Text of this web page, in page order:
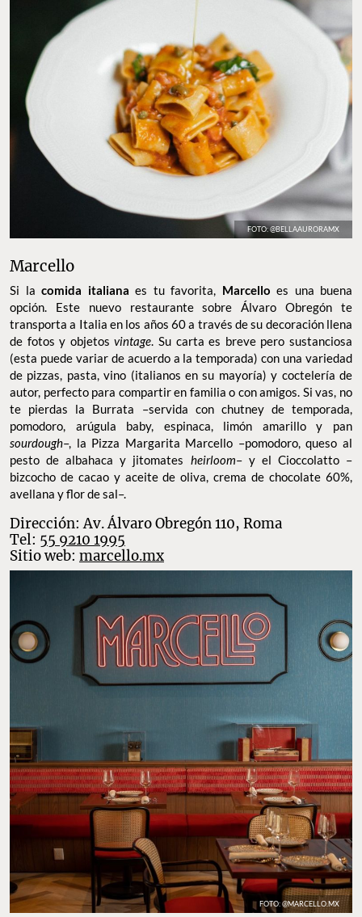
FOTO: @BELLAAURORAMX
Marcello
Si la comida italiana es tu favorita, Marcello es una buena
opción. Este nuevo restaurante sobre Álvaro Obregón te
transporta a Italia en los años 60 a través de su decoración llena
de fotos y objetosvintage. Su carta es breve pero sustanciosa
(esta puede variar de acuerdo a la temporada) con una variedad
de pizzas, pasta, vino (italianos en su mayoría) y coctelería de
autor, perfecto para compartir en familia o con amigos. Si vas, no
te pierdas la Burrata –servida con chutney de temporada,
pomodoro, arúgula baby, espinaca, limón amarillo y pan
sourdough–, la Pizza Margarita Marcello –pomodoro, queso al
pesto de albahaca y jitomates heirloom– y el Cioccolatto –
bizcocho de cacao y aceite de oliva, crema de chocolate 60%,
avellana y flor de sal–.
Dirección: Av. Álvaro Obregón 110, Roma
Tel: 55 9210 1995
Sitio web: marcello.mx
FOTO: @MARCELLO.MX